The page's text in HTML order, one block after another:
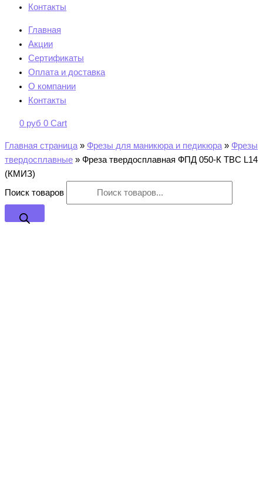
Контакты
Главная
Акции
Сертификаты
Оплата и доставка
О компании
Контакты
0 руб 0 Cart
Главная страница» Фрезы для маникюра и педикюра» Фрезы
твердосплавные » Фреза твердосплавная ФПД 050-К ТВС L14
(КМИЗ)
Поиск товаров